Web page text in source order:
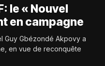
le « Nouvel
en campagne
Guy Gbézondé Akpovy a
en vue de reconquête